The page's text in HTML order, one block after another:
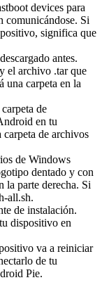
devices para
comunicándose. Si
significa que
antes.
el archivo .tar que
una carpeta en la
de
en tu
de archivos
de Windows
dentado y con
parte derecha. Si
all.sh.
de instalación.
dispositivo en
va a reiniciar
de tu
Pie.